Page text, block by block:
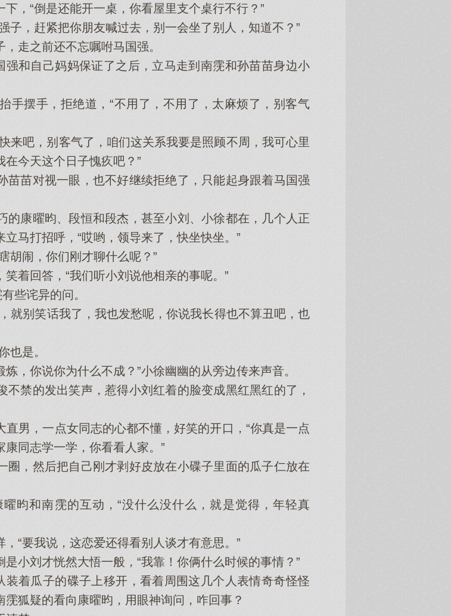
“倒是还能开一桌，你看屋里支个桌行不行？”
，赶紧把你朋友喊过去，别一会坐了别人，知道不？”
走之前还不忘嘱咐马国强。
和自己妈妈保证了之后，立马走到南霃和孙苗苗身边小
摆手，拒绝道，“不用了，不用了，太麻烦了，别客气
吧，别客气了，咱们这关系我要是照顾不周，我可心里
今天这个日子愧疚吧？”
苗对视一眼，也不好继续拒绝了，只能起身跟着马国强
康曜昀、段恒和段杰，甚至小刘、小徐都在，几个人正
马打招呼，“哎哟，领导来了，快坐快坐。”
闹，你们刚才聊什么呢？”
回答，“我们听小刘说他相亲的事呢。”
些诧异的问。
别笑话我了，我也发愁呢，你说我长得也不算丑吧，也
是。
你说你为什么不成？”小徐幽幽的从旁边传来声音。
禁的发出笑声，惹得小刘红着的脸变成黑红黑红的了，
，一点女同志的心都不懂，好笑的开口，“你真是一点
同志学一学，你看看人家。”
，然后把自己刚才剥好皮放在小碟子里面的瓜子仁放在
和南霃的互动，“没什么没什么，就是觉得，年轻真
要我说，这恋爱还得看别人谈才有意思。”
刘才恍然大悟一般，“我靠！你俩什么时候的事情？”
着瓜子的碟子上移开，看着周围这几个人表情奇奇怪怪
狐疑的看向康曜昀，用眼神询问，咋回事？